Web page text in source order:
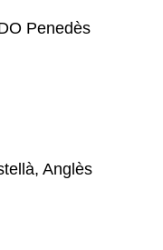
Penedès
Anglès